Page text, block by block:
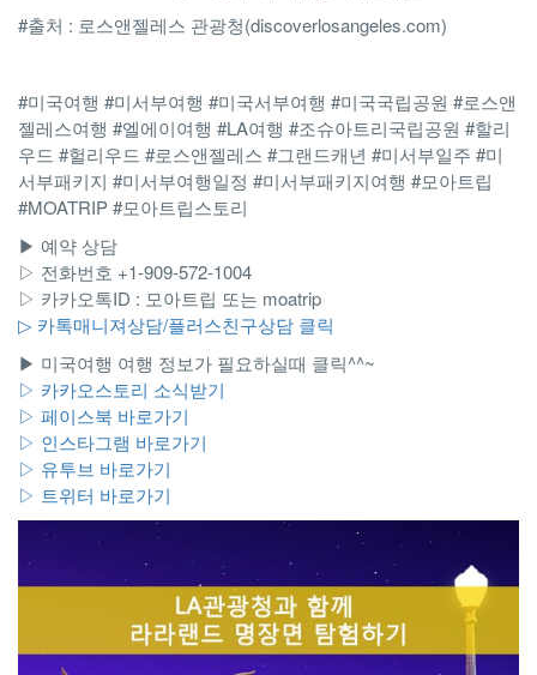
#출처 : 로스앤젤레스 관광청(discoverlosangeles.com)
#미국여행 #미서부여행 #미국서부여행 #미국국립공원 #로스앤
젤레스여행 #엘에이여행 #LA여행 #조슈아트리국립공원 #할리
우드 #헐리우드 #로스앤젤레스 #그랜드캐년 #미서부일주 #미
서부패키지 #미서부여행일정 #미서부패키지여행 #모아트립
#MOATRIP #모아트립스토리
▶ 예약 상담
▷ 전화번호 +1-909-572-1004
▷ 카카오톡ID : 모아트립 또는 moatrip
▷ 카톡매니져상담/플러스친구상담 클릭
▶ 미국여행 여행 정보가 필요하실때 클릭^^~
▷ 카카오스토리 소식받기
▷ 페이스북 바로가기
▷ 인스타그램 바로가기
▷ 유투브 바로가기
▷ 트위터 바로가기